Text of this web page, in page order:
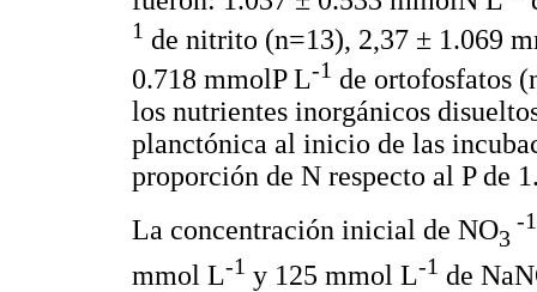
1 de nitrito (n=13), 2,37 ± 1.069
0.718 mmolP L-1 de ortofosfatos
los nutrientes inorgánicos
planctónica al inicio de las
proporción de N respecto al P de
La concentración inicial de NO3
-1
mmol L-1 y 125 mmol L-1 de